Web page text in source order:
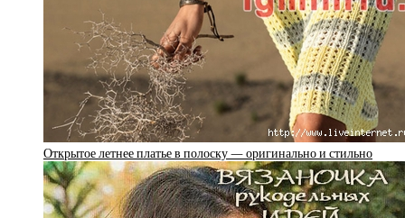
Открытое летнее платье в полоску — оригинально и стильно